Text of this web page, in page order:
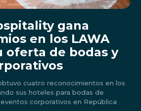
gana
en los LAWA
oferta de bodas y
cuatro reconocimientos en los
sus hoteles para bodas de
corporativos en República